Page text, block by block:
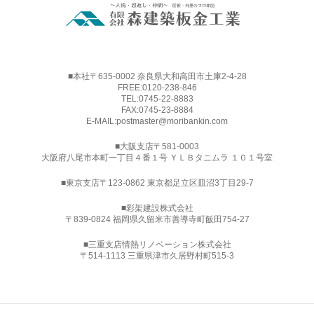
■本社〒635-0002 奈良県大和高田市土庫2-4-28
FREE:0120-238-846
TEL:0745-22-8883
FAX:0745-23-8884
E-MAIL:postmaster@moribankin.com
■大阪支店〒581-0003
大阪府八尾市本町一丁目４番１号 ＹＬＢタニムラ １０１号室
■東京支店〒123-0862 東京都足立区皿沼3丁目29-7
■彩架建設株式会社
〒839-0824 福岡県久留米市善導寺町飯田754-27
■三重支店情熱リノベーション株式会社
〒514-1113 三重県津市久居野村町515-3